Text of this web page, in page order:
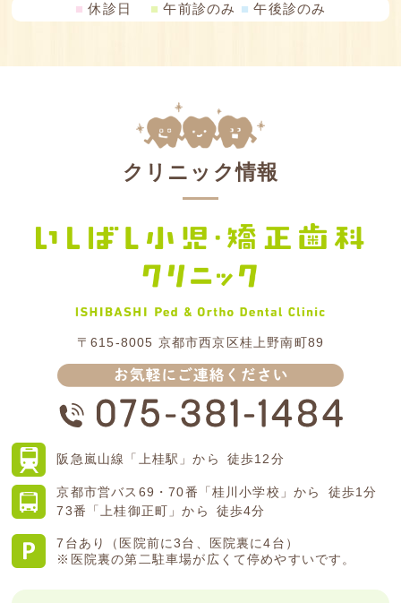
■ 休診日 ■ 午前診のみ ■ 午後診のみ
クリニック情報
〒615-8005 京都市西京区桂上野南町89
阪急嵐山線 「上桂駅」から 徒歩12分
京都市営バス 69・70番「桂川小学校」から 徒歩1分
73番「上桂御正町」から 徒歩4分
7台あり（医院前に3台、医院裏に4台）
※医院裏の第二駐車場が広くて停めやすいです。